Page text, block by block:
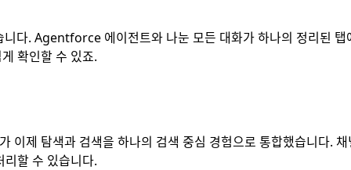
다. Agentforce 에이전트와 나눈 모든 대화가 하나의 정리된 탭
확인할 수 있죠.
이제 탐색과 검색을 하나의 검색 중심 경험으로 통합했습니다.
할 수 있습니다.